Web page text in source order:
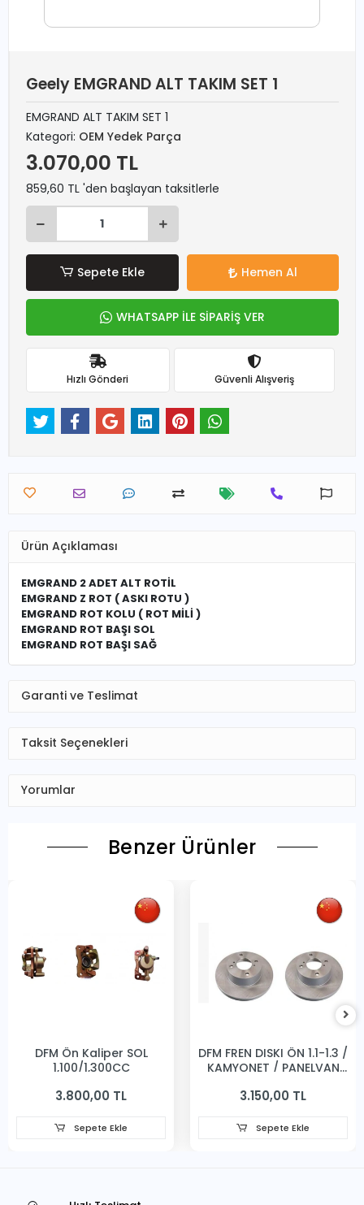
Geely EMGRAND ALT TAKIM SET 1
EMGRAND ALT TAKIM SET 1
Kategori: OEM Yedek Parça
3.070,00 TL
859,60 TL 'den başlayan taksitlerle
Sepete Ekle Hemen Al
WHATSAPP İLE SİPARİŞ VER
Hızlı Gönderi Güvenli Alışveriş
Ürün Açıklaması
EMGRAND 2 ADET ALT ROTİL
EMGRAND Z ROT ( ASKI ROTU )
EMGRAND ROT KOLU ( ROT MİLİ )
EMGRAND ROT BAŞI SOL
EMGRAND ROT BAŞI SAĞ
Garanti ve Teslimat
Taksit Seçenekleri
Yorumlar
Benzer Ürünler
DFM Ön Kaliper SOL
1,100/1,300CC
3.800,00 TL
Sepete Ekle
DFM FREN DISKI ÖN 1.1-1.3 /
KAMYONET / PANELVAN
3.150,00 TL
Sepete Ekle